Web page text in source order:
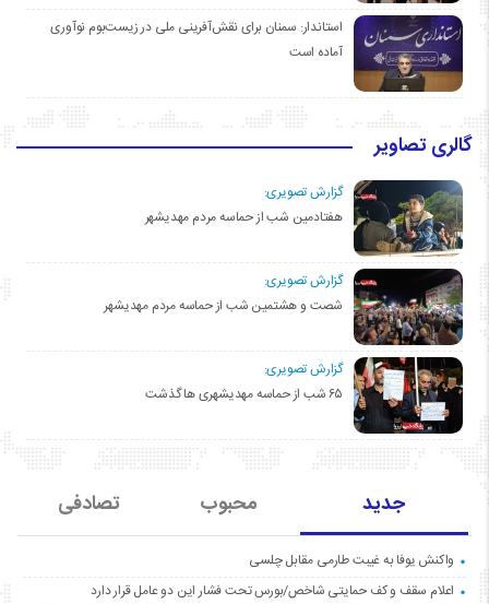
استاندار: سمنان برای نقش‌آفرینی ملی در زیست‌بوم نوآوری
آماده است
گالری تصاویر
گزارش تصویری:
هفتادمین شب از حماسه مردم مهدیشهر
گزارش تصویری:
شصت و هشتمین شب از حماسه مردم مهدیشهر
گزارش تصویری:
۶۵ شب از حماسه مهدیشهری ها گذشت
جدید محبوب تصادفی
واکنش یوفا به غیبت طارمی مقابل چلسی
اعلام سقف و کف حمایتی شاخص/بورس تحت فشار این دو عامل قرار دارد